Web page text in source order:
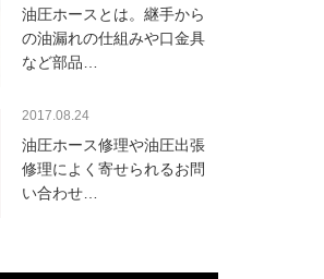
油圧ホースとは。継手から
の油漏れの仕組みや口金具
など部品…
2017.08.24
油圧ホース修理や油圧出張
修理によく寄せられるお問
い合わせ…